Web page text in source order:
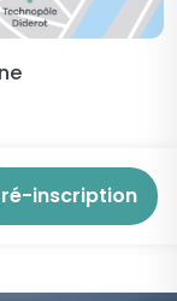
inscription